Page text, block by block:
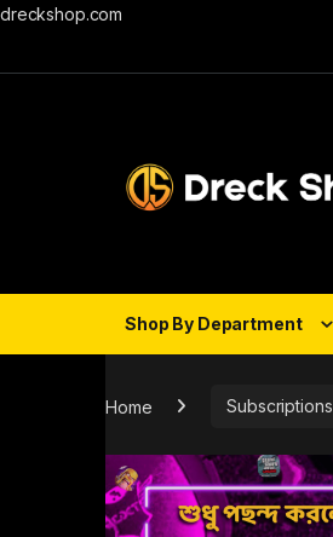
dreckshop.com
Shop By Department
Home Subscriptions